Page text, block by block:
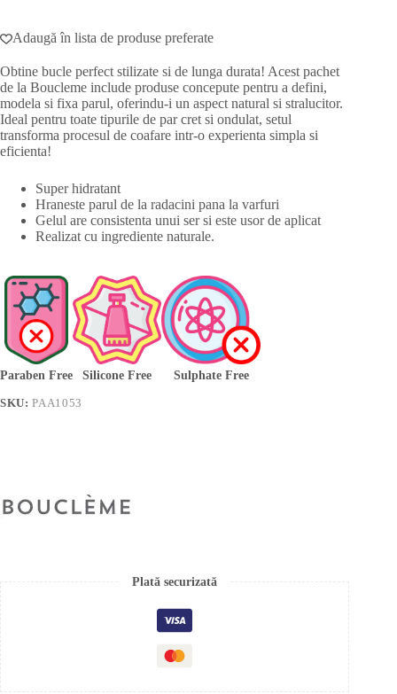
Adaugă în lista de produse preferate
Obtine bucle perfect stilizate si de lunga durata! Acest pachet
de la Boucleme include produse concepute pentru a defini,
modela si fixa parul, oferindu-i un aspect natural si stralucitor.
Ideal pentru toate tipurile de par cret si ondulat, setul
transforma procesul de coafare intr-o experienta simpla si
eficienta!
Super hidratant
Hraneste parul de la radacini pana la varfuri
Gelul are consistenta unui ser si este usor de aplicat
Realizat cu ingrediente naturale.
Paraben Free Silicone Free Sulphate Free
SKU:PAA1053
Plată securizată